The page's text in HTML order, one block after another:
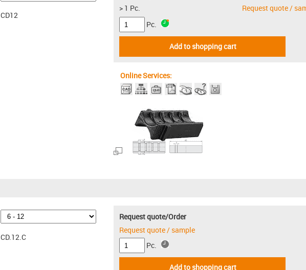
CD12
Online Services:
> 1 Pc.
Request quote /
Pc.
Add to shopping cart
CD.12.C
Request quote/Order
Request quote / sample
Pc.
Add to shopping cart